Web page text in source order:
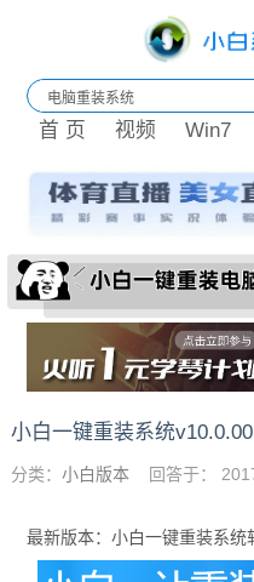
首 页 视频 Win7
小白一键重装系统v10.0.00
分类： 小白版本回答于：
最新版本：小白一键重装系统